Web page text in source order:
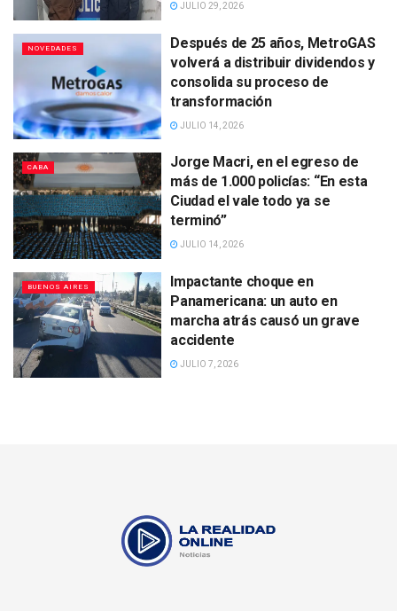
JULIO 29, 2026
NOVEDADES
Después de 25 años, MetroGAS
volverá a distribuir dividendos y
consolida su proceso de
transformación
JULIO 14, 2026
CABA
Jorge Macri, en el egreso de
más de 1.000 policías: “En esta
Ciudad el vale todo ya se
terminó”
JULIO 14, 2026
BUENOS AIRES
Impactante choque en
Panamericana: un auto en
marcha atrás causó un grave
accidente
JULIO 7, 2026